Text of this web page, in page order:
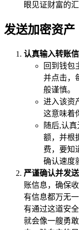
眼见证财富的汇
发送加密资产
认真输入转账
回到钱包
并点击，
般谨慎。
进入该资
这意味着
随后,认
额，并根
费，要知
确认速度
严谨确认并发送
账信息，确保
有信息都万无
有通过这道安
就会像一艘勇